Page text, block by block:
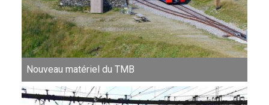
Nouveau matériel du TMB